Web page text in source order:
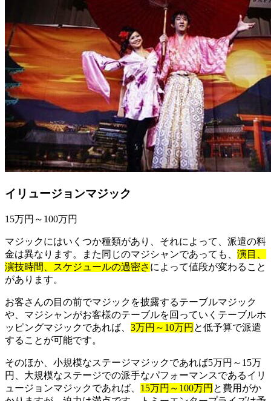
イリュージョンマジック
15万円～100万円
マジックにはいくつか種類があり、それによって、派遣の料
金は異なります。また同じのマジシャンであっても、 演目、
演技時間、スケジュールの過密さ によって値段が変わること
があります。
お客さんの目の前でマジックを披露するテーブルマジック
や、マジシャンがお客様のテーブルを回っていくテーブルホ
ッピングマジックであれば、 3万円～10万円 と低予算で派遣
することが可能です。
そのほか、小規模なステージマジックであれば5万円～15万
円、大規模なステージでの派手なパフォーマンスであるイリ
ュージョンマジックであれば、 15万円～100万円 と費用がか